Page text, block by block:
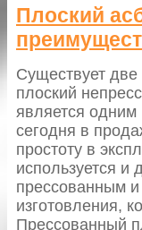
Плоский
Существует две
плоский
является одним
сегодня в
простоту в
используется и
прессованным
изготовления,
Прессованный